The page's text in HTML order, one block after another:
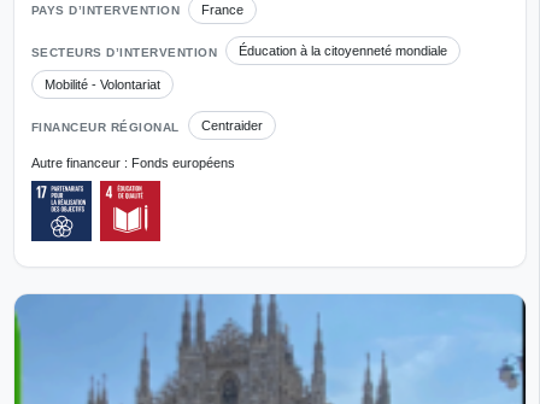
PAYS D’INTERVENTION France
SECTEURS D’INTERVENTION Éducation à la citoyenneté mondiale
Mobilité - Volontariat
FINANCEUR RÉGIONAL Centraider
Autre financeur : Fonds européens